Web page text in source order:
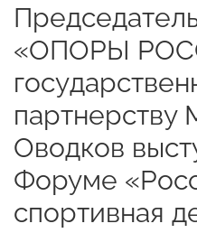
«ОПОРЫ
партнерству
Оводков
Форуме
спортивная